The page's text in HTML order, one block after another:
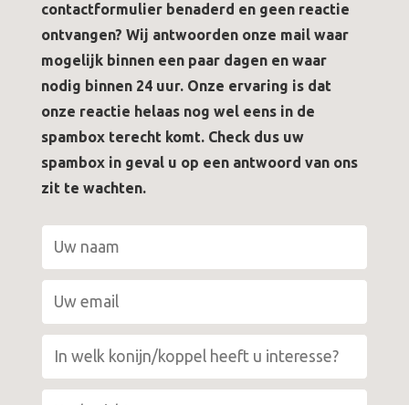
contactformulier benaderd en geen reactie
ontvangen? Wij antwoorden onze mail waar
mogelijk binnen een paar dagen en waar
nodig binnen 24 uur. Onze ervaring is dat
onze reactie helaas nog wel eens in de
spambox terecht komt. Check dus uw
spambox in geval u op een antwoord van ons
zit te wachten.